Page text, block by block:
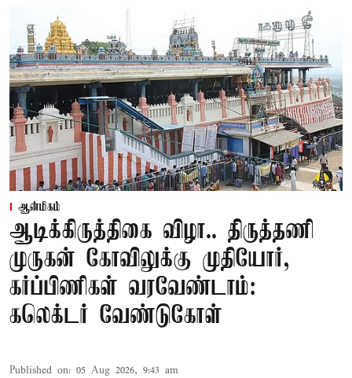
ஆன்மிகம்
ஆடிக்கிருத்திகை விழா.. திருத்தணி
முருகன் கோவிலுக்கு முதியோர்,
கர்ப்பிணிகள் வரவேண்டாம்:
கலெக்டர் வேண்டுகோள்
Published on: 05 Aug 2026, 9:43 am